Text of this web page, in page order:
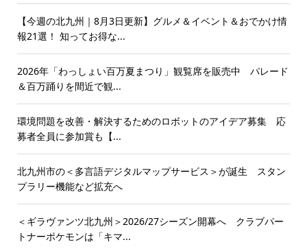
【今週の北九州｜8月3日更新】グルメ＆イベント＆おでかけ情
報21選！ 知ってお得な...
2026年「わっしょい百万夏まつり」観覧席を販売中 パレード
＆百万踊りを間近で観...
環境問題を改善・解決するためのロボットのアイデア募集 応
募者全員に参加賞も【...
北九州市の＜多言語デジタルマップサービス＞が誕生 スタン
プラリー機能など拡充へ
＜ギラヴァンツ北九州＞2026/27シーズン開幕へ クラブパー
トナーポケモンは「キマ...